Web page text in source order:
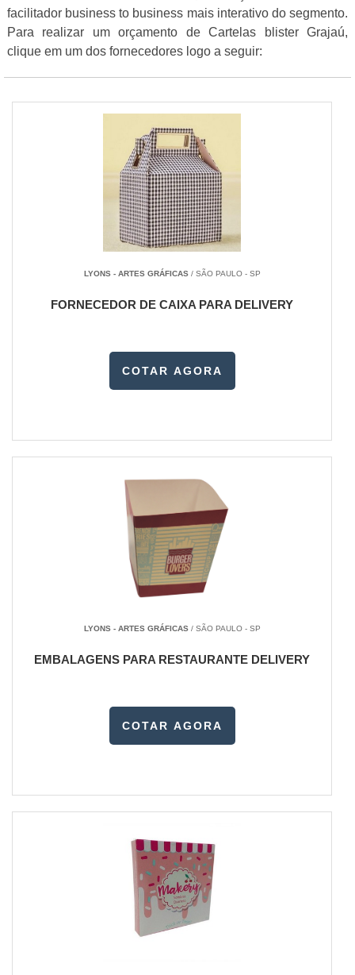
facilitador business to business mais interativo do segmento.
Para realizar um orçamento de Cartelas blister Grajaú,
clique em um dos fornecedores logo a seguir:
LYONS - ARTES GRÁFICAS/ SÃO PAULO - SP
FORNECEDOR DE CAIXA PARA DELIVERY
COTAR AGORA
LYONS - ARTES GRÁFICAS/ SÃO PAULO - SP
EMBALAGENS PARA RESTAURANTE DELIVERY
COTAR AGORA